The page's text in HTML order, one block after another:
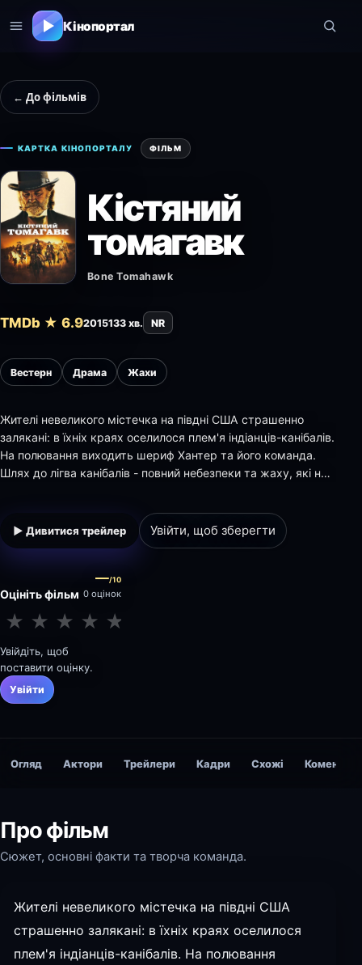
Кінопортал
← До фільмів
КАРТКА КІНОПОРТАЛУ ФІЛЬМ
Кістяний
томагавк
Bone Tomahawk
TMDb ★ 6.92015133 хв. NR
Вестерн Драма Жахи
Жителі невеликого містечка на півдні США страшенно
залякані: в їхніх краях оселилося плем'я індіанців-канібалів.
На полювання виходить шериф Хантер та його команда.
Шлях до лігва канібалів - повний небезпеки та жаху, які не
▶ Дивитися трейлер Увійти, щоб зберегти
Оцініть фільм
—/10
0 оцінок
★ ★ ★ ★ ★
Увійдіть, щоб
поставити оцінку.
Увійти
Огляд Актори Трейлери Кадри Схожі Коментарі
Про фільм
Сюжет, основні факти та творча команда.
Жителі невеликого містечка на півдні США
страшенно залякані: в їхніх краях оселилося
плем'я індіанців-канібалів. На полювання